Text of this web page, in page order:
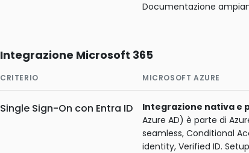
Documentazione
Integrazione Microsoft 365
CRITERIO MICROSOFT AZURE
Single Sign-On con Entra ID Integrazione nativa e
Azure AD) è parte di
seamless, Conditional
identity, Verified ID.